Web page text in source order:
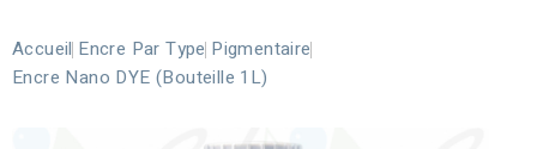
Accueil Encre Par Type Pigmentaire
Encre Nano DYE (Bouteille 1L)